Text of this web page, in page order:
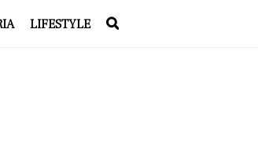
LIFESTYLE